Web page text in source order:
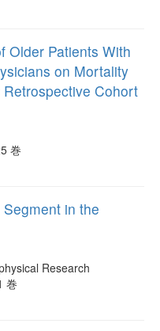
Older Patients With
on Mortality
Cohort
巻
in the
Research
巻